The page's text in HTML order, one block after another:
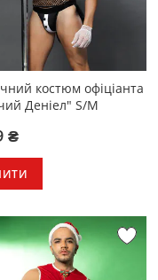
костюм офіціанта
Деніел" S/M
₴